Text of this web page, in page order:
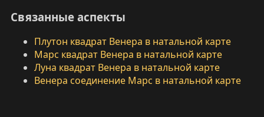
Связанные аспекты
Плутон квадрат Венера в натальной карте
Марс квадрат Венера в натальной карте
Луна квадрат Венера в натальной карте
Венера соединение Марс в натальной карте